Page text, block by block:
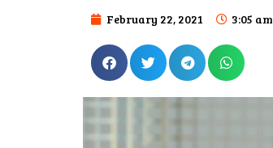
February 22, 2021 3:05 am